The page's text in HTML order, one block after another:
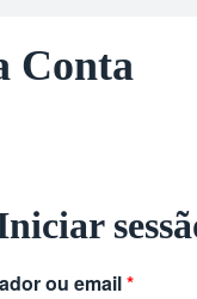
Conta
ou email*